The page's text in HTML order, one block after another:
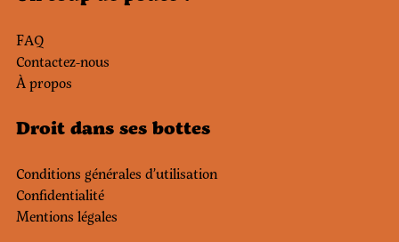
FAQ
Contactez-nous
À propos
Droit dans ses bottes
Conditions générales d’utilisation
Confidentialité
Mentions légales